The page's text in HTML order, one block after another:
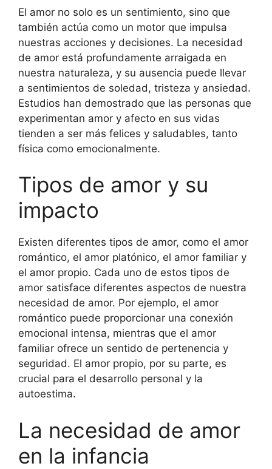
El amor no solo es un sentimiento, sino que
también actúa como un motor que impulsa
nuestras acciones y decisiones. La necesidad
de amor está profundamente arraigada en
nuestra naturaleza, y su ausencia puede llevar
a sentimientos de soledad, tristeza y ansiedad.
Estudios han demostrado que las personas que
experimentan amor y afecto en sus vidas
tienden a ser más felices y saludables, tanto
física como emocionalmente.
Tipos de amor y su
impacto
Existen diferentes tipos de amor, como el amor
romántico, el amor platónico, el amor familiar y
el amor propio. Cada uno de estos tipos de
amor satisface diferentes aspectos de nuestra
necesidad de amor. Por ejemplo, el amor
romántico puede proporcionar una conexión
emocional intensa, mientras que el amor
familiar ofrece un sentido de pertenencia y
seguridad. El amor propio, por su parte, es
crucial para el desarrollo personal y la
autoestima.
La necesidad de amor
en la infancia